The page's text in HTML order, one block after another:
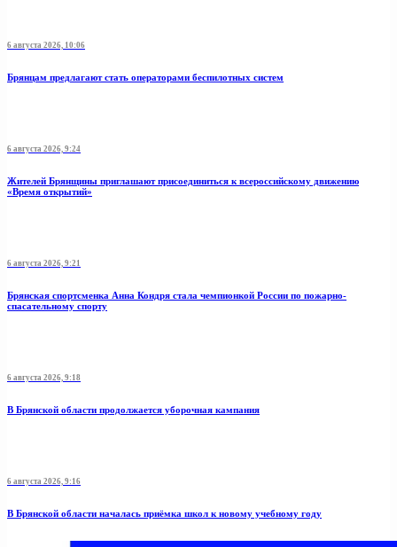
6 августа 2026, 10:06
Брянцам предлагают стать оперaторами бeспилотных систeм
6 августа 2026, 9:24
Жителей Брянщины приглашают присоединиться к всероссийскому движению
«Время открытий»
6 августа 2026, 9:21
Брянская спортсменка Анна Кондря стала чемпионкой России по пожарно-
спасательному спорту
6 августа 2026, 9:18
В Брянской области продолжается уборочная кампания
6 августа 2026, 9:16
В Брянской области началась приёмка школ к новому учебному году